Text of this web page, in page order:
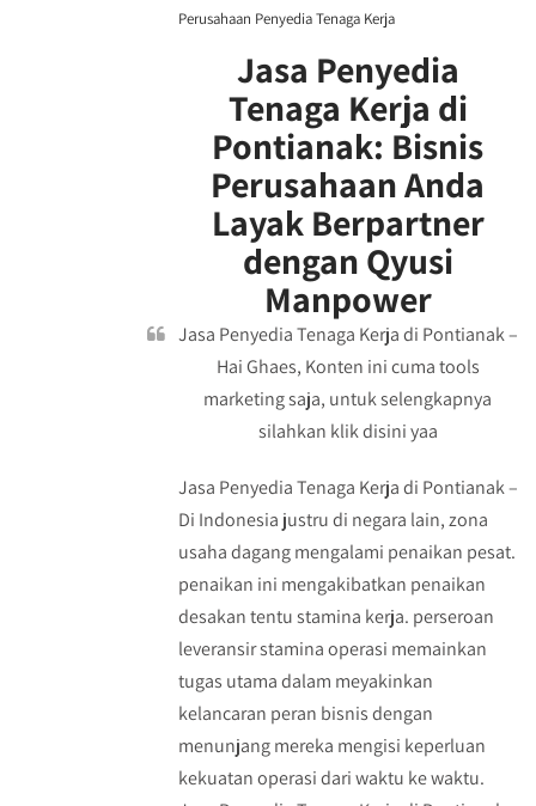
Perusahaan Penyedia Tenaga Kerja
Jasa Penyedia
Tenaga Kerja di
Pontianak: Bisnis
Perusahaan Anda
Layak Berpartner
dengan Qyusi
Manpower
Jasa Penyedia Tenaga Kerja di Pontianak –
Hai Ghaes, Konten ini cuma tools
marketing saja, untuk selengkapnya
silahkan klik disini yaa
Jasa Penyedia Tenaga Kerja di Pontianak –
Di Indonesia justru di negara lain, zona
usaha dagang mengalami penaikan pesat.
penaikan ini mengakibatkan penaikan
desakan tentu stamina kerja. perseroan
leveransir stamina operasi memainkan
tugas utama dalam meyakinkan
kelancaran peran bisnis dengan
menunjang mereka mengisi keperluan
kekuatan operasi dari waktu ke waktu.